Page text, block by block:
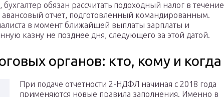
обязан рассчитать подоходный налог в течение
авансовый отчет, подготовленный командированным.
в момент ближайшей выплаты зарплаты и
казну не позднее дня, следующего за этой датой.
органов: кто, кому и когда
При подаче отчетности 2-НДФЛ начиная с 2018 года
применяются новые правила заполнения. Именно в